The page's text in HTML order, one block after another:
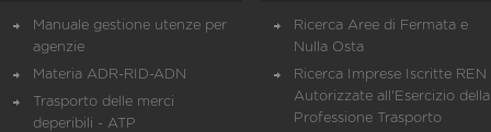
Manuale gestione utenze per
agenzie
Materia ADR-RID-ADN
Trasporto delle merci
deperibili - ATP
Ricerca Aree di Fermata e
Nulla Osta
Ricerca Imprese Iscritte REN
Autorizzate all'Esercizio della
Professione Trasporto